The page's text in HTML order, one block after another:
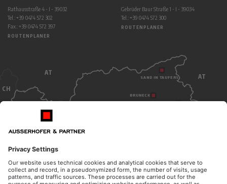
Rathausstraße 4 - I - 39032
Tel.: +39 0474 572 302
Fax.: +39 0474 572 397
ROUTENPLANER
Gebrüder Baur Straße 1 - I - 39034
Tel.: +39 0474 572 300
ROUTENPLANER
AT
AT
CH
ITALY
BRUNECK
SAND IN TAUFERS